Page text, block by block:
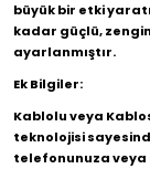
büyük bir etki
kadar güçlü,
ayarlanmıştır.
Ek Bilgiler:
Kablolu veya
teknolojisi
telefonunuza veya